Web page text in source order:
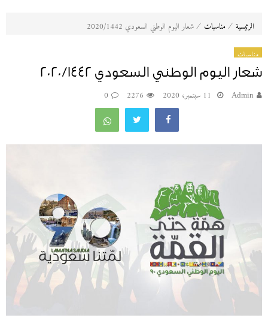
الرئيسية⁄مناسبات⁄شعار اليوم الوطني السعودي 2020/1442
مناسبات
شعار اليوم الوطني السعودي 2020/1442
Admin 11 سبتمبر، 2020 2276
0